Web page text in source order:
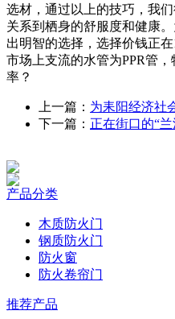
选材，通过以上的技巧，我
关系到栖身的舒服度和健康
出明智的选择，选择价钱正
市场上支流的水管为PPR管
率？
上一篇： 为耒阳经济社
下一篇： 正在街口的“
产品分类
木质防火门
钢质防火门
防火窗
防火卷帘门
推荐产品